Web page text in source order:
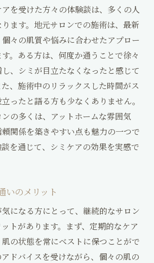
を受けた方々の体験談は、多くの人
ます。地元サロンでの施術は、最新
々の肌質や悩みに合わせたアプロー
。ある方は、何度か通うことで徐々
、シミが目立たなくなったと感じて
、施術中のリラックスした時間がス
ったと語る方も少なくありません。
の多くは、アットホームな雰囲気
関係を築きやすい点も魅力の一つで
を通じて、シミケアの効果を実感で
いのメリット
になる方にとって、継続的なサロン
トがあります。まず、定期的なケア
の状態を常にベストに保つことがで
ドバイスを受けながら、個々の肌の